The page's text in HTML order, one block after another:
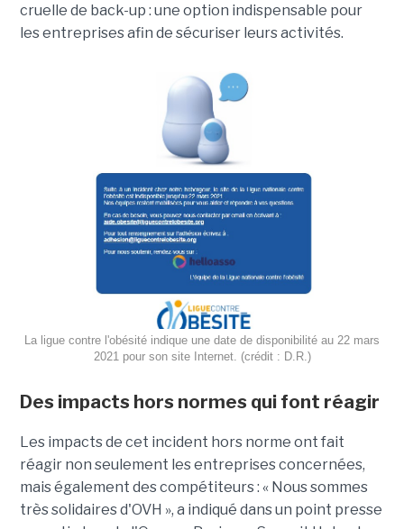
cruelle de back-up : une option indispensable pour
les entreprises afin de sécuriser leurs activités.
La ligue contre l'obésité indique une date de disponibilité au 22 mars
2021 pour son site Internet. (crédit : D.R.)
Des impacts hors normes qui font réagir
Les impacts de cet incident hors norme ont fait
réagir non seulement les entreprises concernées,
mais également des compétiteurs : « Nous sommes
très solidaires d'OVH », a indiqué dans un point presse